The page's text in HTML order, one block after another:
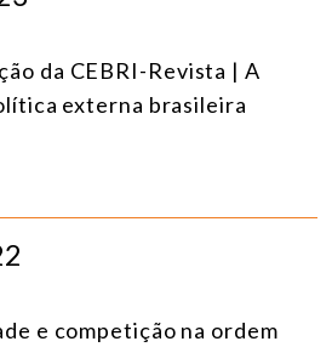
da CEBRI-Revista | A
externa brasileira
e competição na ordem